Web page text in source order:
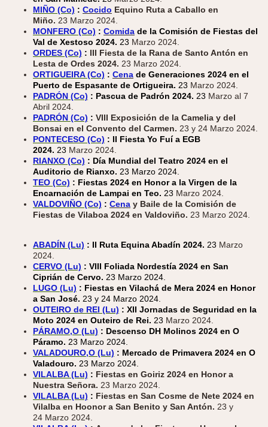
MIÑO (Co) : Cocido Equino Ruta a Caballo en
Miño. 23 Marzo 2024.
MONFERO (Co) : Comida de la Comisión de Fiestas del
Val de Xestoso 2024. 23 Marzo 2024.
ORDES (Co) : III Fiesta de la Rana de Santo Antón en
Lesta de Ordes 2024. 23 Marzo 2024.
ORTIGUEIRA (Co) : Cena de Generaciones 2024 en el
Puerto de Espasante de Ortigueira. 23 Marzo 2024.
PADRÓN (Co) : Pascua de Padrón 2024. 23 Marzo al 7
Abril 2024.
PADRÓN (Co) : VIII Exposición de la Camelia y del
Bonsai en el Convento del Carmen. 23 y 24 Marzo 2024.
PONTECESO (Co) : II Fiesta Yo Fuí a EGB
2024. 23 Marzo 2024.
RIANXO (Co) : Día Mundial del Teatro 2024 en el
Auditorio de Rianxo. 23 Marzo 2024.
TEO (Co) : Fiestas 2024 en Honor a la Virgen de la
Encarnación de Lampai en Teo. 23 Marzo 2024.
VALDOVIÑO (Co) : Cena y Baile de la Comisión de
Fiestas de Vilaboa 2024 en Valdoviño. 23 Marzo 2024.
ABADÍN (Lu) : II Ruta Equina Abadín 2024. 23 Marzo
2024.
CERVO (Lu) : VIII Foliada Nordestía 2024 en San
Ciprián de Cervo. 23 Marzo 2024.
LUGO (Lu) : Fiestas en Vilachá de Mera 2024 en Honor
a San José. 23 y 24 Marzo 2024.
OUTEIRO de REI (Lu) : XII Jornadas de Seguridad en la
Moto 2024 en Outeiro de Rei. 23 Marzo 2024.
PÁRAMO,O (Lu) : Descenso DH Molinos 2024 en O
Páramo. 23 Marzo 2024.
VALADOURO,O (Lu) : Mercado de Primavera 2024 en O
Valadouro. 23 Marzo 2024.
VILALBA (Lu) : Fiestas en Goiriz 2024 en Honor a
Nuestra Señora. 23 Marzo 2024.
VILALBA (Lu) : Fiestas en San Cosme de Nete 2024 en
Vilalba en Hoonor a San Benito y San Antón. 23 y
24 Marzo 2024.